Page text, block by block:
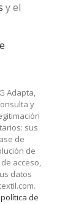
y el
Adapta,
y
sus
de
de
acceso,
datos
.
política de